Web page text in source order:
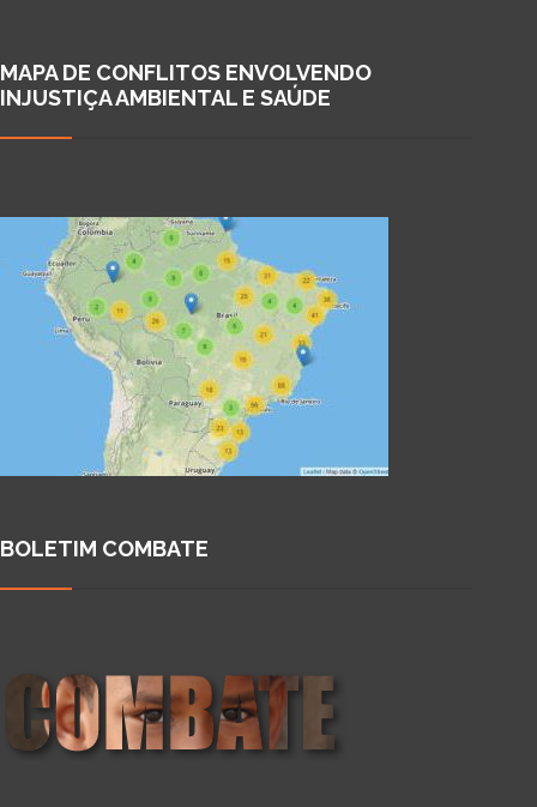
MAPA DE CONFLITOS ENVOLVENDO
INJUSTIÇA AMBIENTAL E SAÚDE
BOLETIM COMBATE